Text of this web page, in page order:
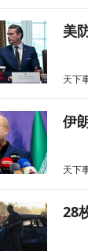
美
天下
伊
天下
28